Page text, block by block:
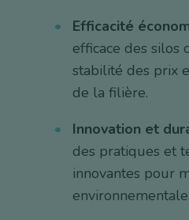
Efficacité
efficace des silos
stabilité des prix
de la filière.
Innovation et
des pratiques et
innovantes pour
environnementale.